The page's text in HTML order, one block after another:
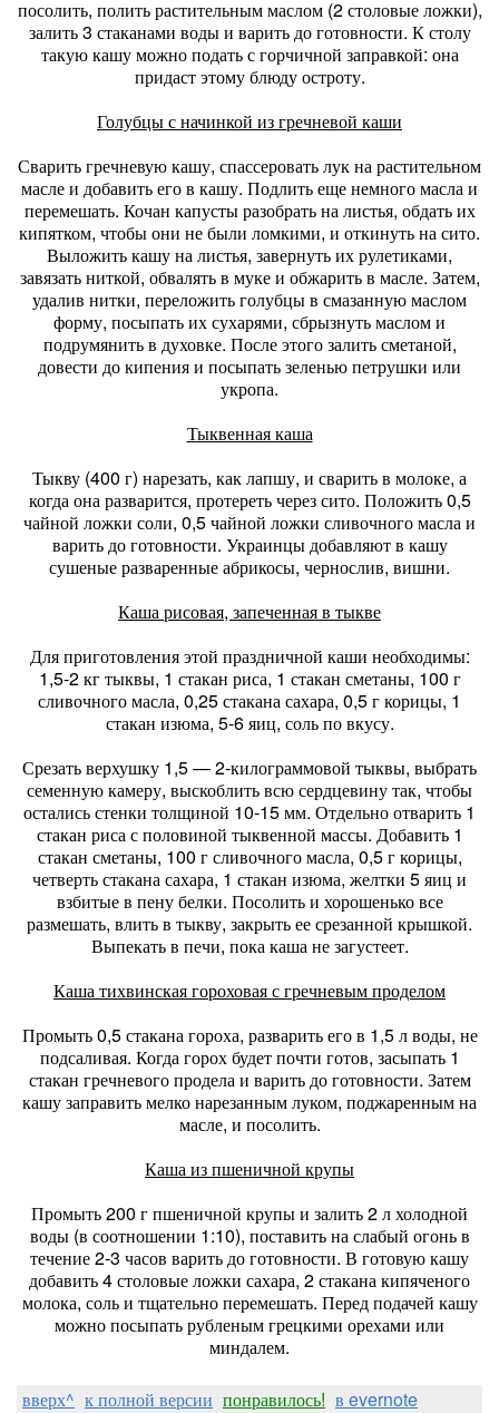
посолить, полить растительным маслом (2 столовые ложки),
залить 3 стаканами воды и варить до готовности. К столу
такую кашу можно подать с горчичной заправкой: она
придаст этому блюду остроту.
Голубцы с начинкой из гречневой каши
Сварить гречневую кашу, спассеровать лук на растительном
масле и добавить его в кашу. Подлить еще немного масла и
перемешать. Кочан капусты разобрать на листья, обдать их
кипятком, чтобы они не были ломкими, и откинуть на сито.
Выложить кашу на листья, завернуть их рулетиками,
завязать ниткой, обвалять в муке и обжарить в масле. Затем,
удалив нитки, переложить голубцы в смазанную маслом
форму, посыпать их сухарями, сбрызнуть маслом и
подрумянить в духовке. После этого залить сметаной,
довести до кипения и посыпать зеленью петрушки или
укропа.
Тыквенная каша
Тыкву (400 г) нарезать, как лапшу, и сварить в молоке, а
когда она разварится, протереть через сито. Положить 0,5
чайной ложки соли, 0,5 чайной ложки сливочного масла и
варить до готовности. Украинцы добавляют в кашу
сушеные разваренные абрикосы, чернослив, вишни.
Каша рисовая, запеченная в тыкве
Для приготовления этой праздничной каши необходимы:
1,5-2 кг тыквы, 1 стакан риса, 1 стакан сметаны, 100 г
сливочного масла, 0,25 стакана сахара, 0,5 г корицы, 1
стакан изюма, 5-6 яиц, соль по вкусу.
Срезать верхушку 1,5 — 2-килограммовой тыквы, выбрать
семенную камеру, выскоблить всю сердцевину так, чтобы
остались стенки толщиной 10-15 мм. Отдельно отварить 1
стакан риса с половиной тыквенной массы. Добавить 1
стакан сметаны, 100 г сливочного масла, 0,5 г корицы,
четверть стакана сахара, 1 стакан изюма, желтки 5 яиц и
взбитые в пену белки. Посолить и хорошенько все
размешать, влить в тыкву, закрыть ее срезанной крышкой.
Выпекать в печи, пока каша не загустеет.
Каша тихвинская гороховая с гречневым проделом
Промыть 0,5 стакана гороха, разварить его в 1,5 л воды, не
подсаливая. Когда горох будет почти готов, засыпать 1
стакан гречневого продела и варить до готовности. Затем
кашу заправить мелко нарезанным луком, поджаренным на
масле, и посолить.
Каша из пшеничной крупы
Промыть 200 г пшеничной крупы и залить 2 л холодной
воды (в соотношении 1:10), поставить на слабый огонь в
течение 2-3 часов варить до готовности. В готовую кашу
добавить 4 столовые ложки сахара, 2 стакана кипяченого
молока, соль и тщательно перемешать. Перед подачей кашу
можно посыпать рубленым грецкими орехами или
миндалем.
вверх^ к полной версии понравилось! в evernote